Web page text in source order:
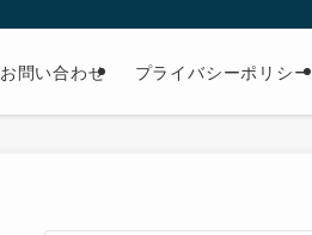
お問い合わせ プライバシーポリシー